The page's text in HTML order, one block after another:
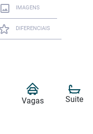
IMAGENS
DIFERENCIAIS
Vagas Suite